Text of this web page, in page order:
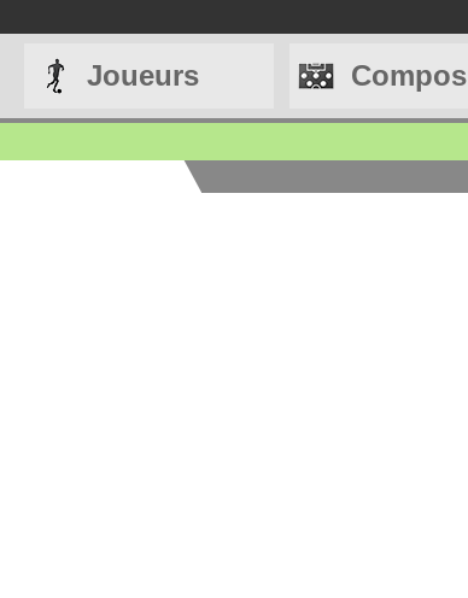
Joueurs Compos